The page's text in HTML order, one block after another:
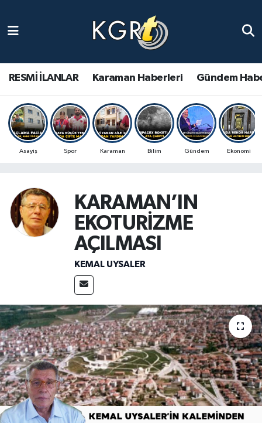
RESMİ İLANLAR Karaman Haberleri Gündem
Asayiş Spor Karaman Bilim Gündem Ekonomi
KARAMAN’IN
EKOTURİZME
AÇILMASI
KEMAL UYSALER
Gündem Haberleri
Güncel Haberler
Spor Haberleri
Ulusal Haberler
Vefat Edenler